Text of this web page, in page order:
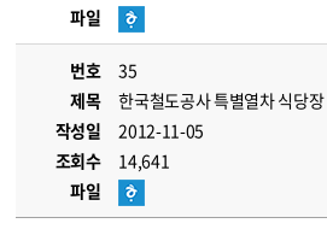
파일
번호
35
제목
한국철도공사 특별열차 식당
작성일
2012-11-05
조회수
14,641
파일